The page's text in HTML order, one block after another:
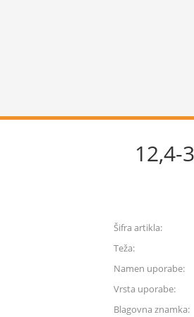
12,4-
Šifra artikla:
Teža:
Namen uporabe:
Vrsta uporabe:
Blagovna znamka: